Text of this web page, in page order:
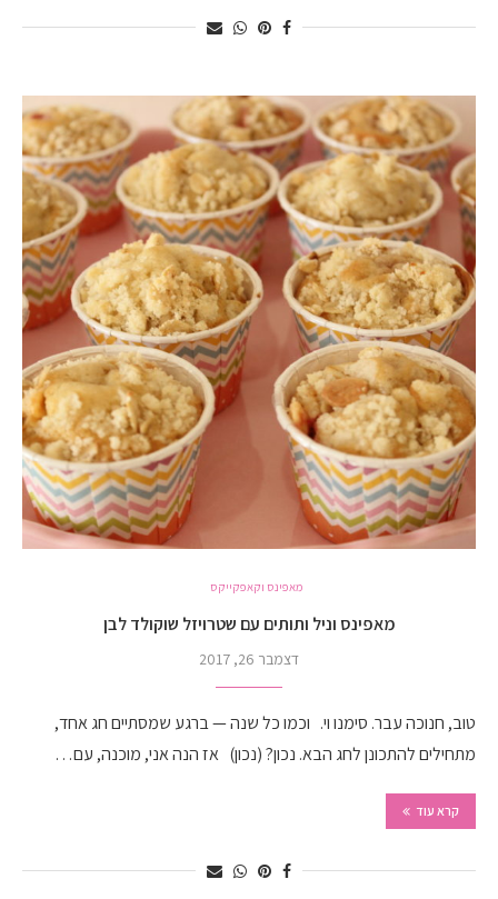
מאפינס וקאפקייקס
מאפינס וניל ותותים עם שטרויזל שוקולד לבן
דצמבר 26, 2017
טוב, חנוכה עבר. סימנו וי. וכמו כל שנה — ברגע שמסתיים חג אחד,
מתחילים להתכונן לחג הבא. נכון? (נכון) אז הנה אני, מוכנה, עם…
קרא עוד